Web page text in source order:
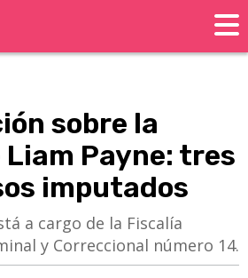
sobre la
Payne: tres
imputados
a cargo de la Fiscalía
y Correccional número 14.